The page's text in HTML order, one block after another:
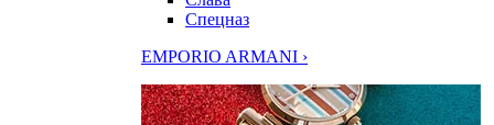
Спецназ
EMPORIO ARMANI ›